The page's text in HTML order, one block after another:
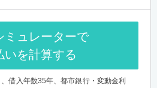
ミュレーターで
いを計算する
借入年数35年、都市銀行・変動金利